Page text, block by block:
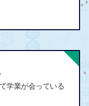
学業が会っている